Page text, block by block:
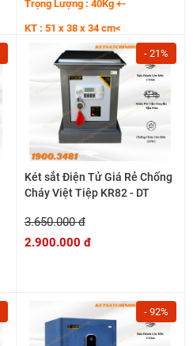
Trọng Lượng : 40Kg +-
KT : 51 x 38 x 34 cm<
- 21%
Két sắt Điện Tử Giá Rẻ Chống
Cháy Việt Tiệp KR82 - DT
3.650.000 đ
2.900.000 đ
- 92%